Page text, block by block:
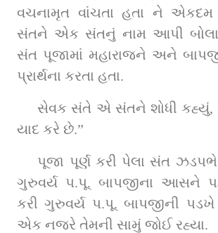
વચનામૃત વાંચતા હતા ને એકદમ
સંતને એક સંતનું નામ આપી
સંત પૂજામાં મહારાજને અને
પ્રાર્થના કરતા હતા.
સેવક સંતે એ સંતને શોધી કહ્યું,
યાદ કરે છે.”
પૂજા પૂર્ણ કરી પેલા સંત
ગુરુવર્ય પ.પૂ. બાપજીના આસને
કરી ગુરુવર્ય પ.પૂ. બાપજીની
એક નજરે તેમની સામું જોઈ રહ્યા.